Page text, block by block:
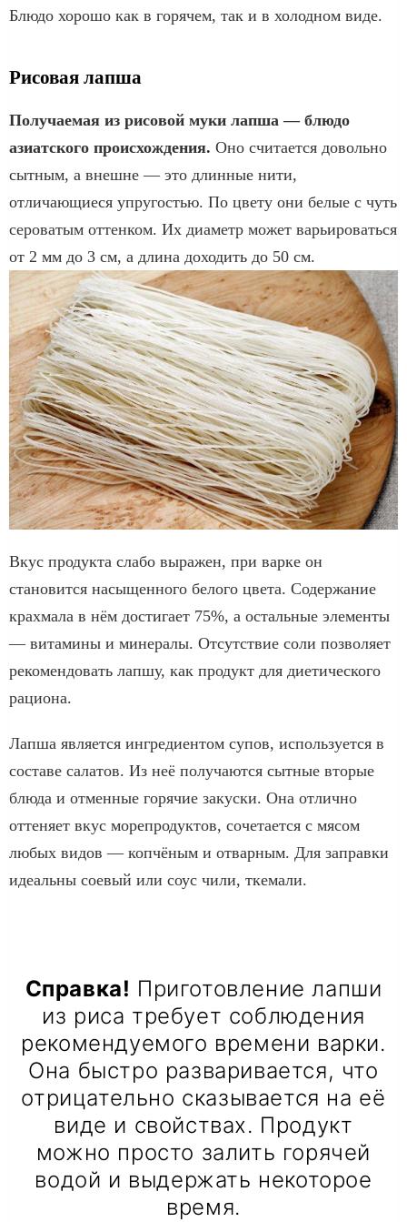
Блюдо хорошо как в горячем, так и в холодном виде.
Рисовая лапша
Получаемая из рисовой муки лапша — блюдо
азиатского происхождения. Оно считается довольно
сытным, а внешне — это длинные нити,
отличающиеся упругостью. По цвету они белые с чуть
сероватым оттенком. Их диаметр может варьироваться
от 2 мм до 3 см, а длина доходить до 50 см.
Вкус продукта слабо выражен, при варке он
становится насыщенного белого цвета. Содержание
крахмала в нём достигает 75%, а остальные элементы
— витамины и минералы. Отсутствие соли позволяет
рекомендовать лапшу, как продукт для диетического
рациона.
Лапша является ингредиентом супов, используется в
составе салатов. Из неё получаются сытные вторые
блюда и отменные горячие закуски. Она отлично
оттеняет вкус морепродуктов, сочетается с мясом
любых видов — копчёным и отварным. Для заправки
идеальны соевый или соус чили, ткемали.
Справка! Приготовление лапши
из риса требует соблюдения
рекомендуемого времени варки.
Она быстро разваривается, что
отрицательно сказывается на её
виде и свойствах. Продукт
можно просто залить горячей
водой и выдержать некоторое
время.